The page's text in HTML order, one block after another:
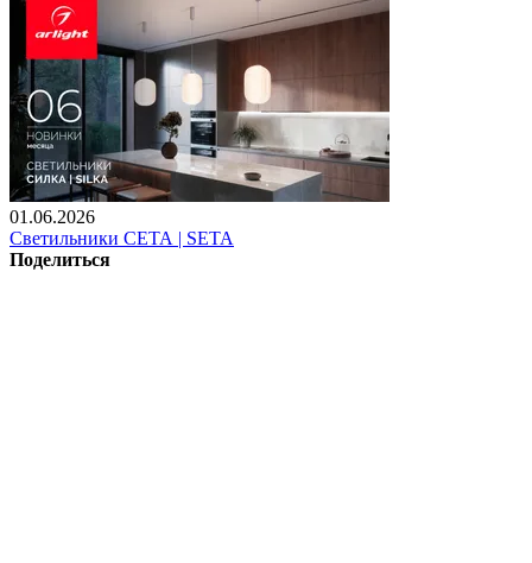
01.06.2026
Светильники СЕТА | SETA
Поделиться